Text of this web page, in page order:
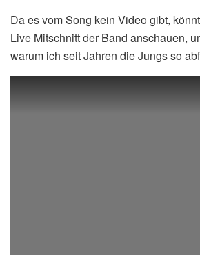
Da es vom Song kein Video gibt,
Live Mitschnitt der Band anschauen,
warum ich seit Jahren die Jungs so